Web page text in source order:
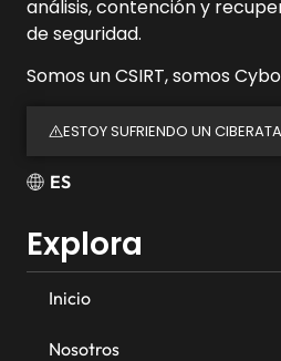
análisis, contención y
de seguridad.
Somos un CSIRT, somos
ESTOY SUFRIENDO UN
ES
Explora
Inicio
Nosotros